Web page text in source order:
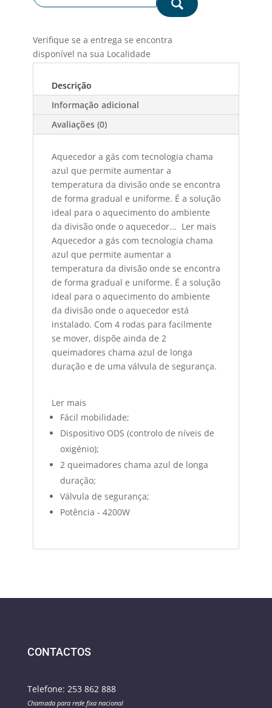
Verifique se a entrega se encontra
disponível na sua Localidade
Descrição
Informação adicional
Avaliações (0)
Aquecedor a gás com tecnologia chama
azul que permite aumentar a
temperatura da divisão onde se encontra
de forma gradual e uniforme. É a solução
ideal para o aquecimento do ambiente
da divisão onde o aquecedor... Ler mais
Aquecedor a gás com tecnologia chama
azul que permite aumentar a
temperatura da divisão onde se encontra
de forma gradual e uniforme. É a solução
ideal para o aquecimento do ambiente
da divisão onde o aquecedor está
instalado. Com 4 rodas para facilmente
se mover, dispõe ainda de 2
queimadores chama azul de longa
duração e de uma válvula de segurança.
Ler mais
Fácil mobilidade;
Dispositivo ODS (controlo de níveis de
oxigénio);
2 queimadores chama azul de longa
duração;
Válvula de segurança;
Potência - 4200W
CONTACTOS
Telefone: 253 862 888
Chamada para rede fixa nacional